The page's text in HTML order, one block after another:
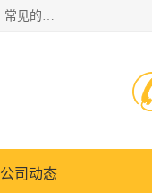
消音器主要用于降低机械设备或枪械等产生的噪声。它通过阻尼或增加排气面积来降低排气速度和功率，从而降低噪声。常见的消音器类型包括阻性消声器、抗性消声器、共振消声器以及阻抗复合式消声器等。这些消音器各有特点，适用于不同频率的噪声消除。
公司动态